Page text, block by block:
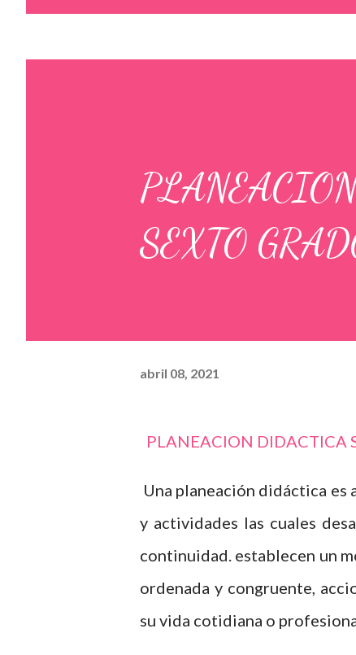
SEXTO
abril 08, 2021
PLANEACION DIDACTICA
Una planeación didáctica es
y actividades las cuales
continuidad. establecen un
ordenada y congruente,
su vida cotidiana o